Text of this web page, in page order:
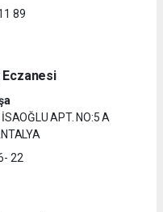
89
Eczanesi
APT. NO:5 A
22